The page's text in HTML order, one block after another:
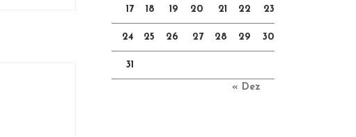
17 18 19 20 21 22 23
24 25 26 27 28 29 30
31
« Dez